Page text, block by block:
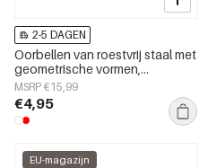
2-5 DAGEN
Oorbellen van roestvrij staal met
geometrische vormen,
eenvoudige en alledaagse
serie, damessieraden
MSRP €15,99
€4,95
EU-magazijn